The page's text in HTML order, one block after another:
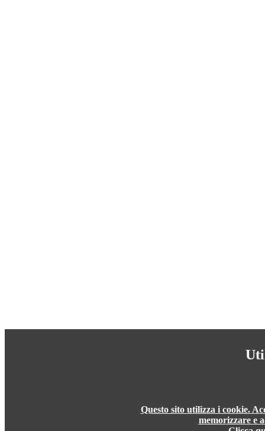
Questo sito utilizza i cookie.
memorizzare e